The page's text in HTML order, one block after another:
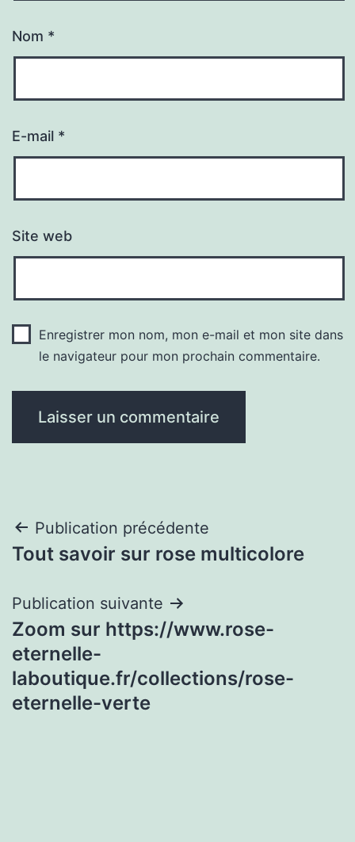
Nom *
E-mail *
Site web
Enregistrer mon nom, mon e-mail et mon site dans
le navigateur pour mon prochain commentaire.
Navigation
de
l’article
Publication précédente
Tout savoir sur rose multicolore
Publication suivante
Zoom sur https://www.rose-
eternelle-
laboutique.fr/collections/rose-
eternelle-verte